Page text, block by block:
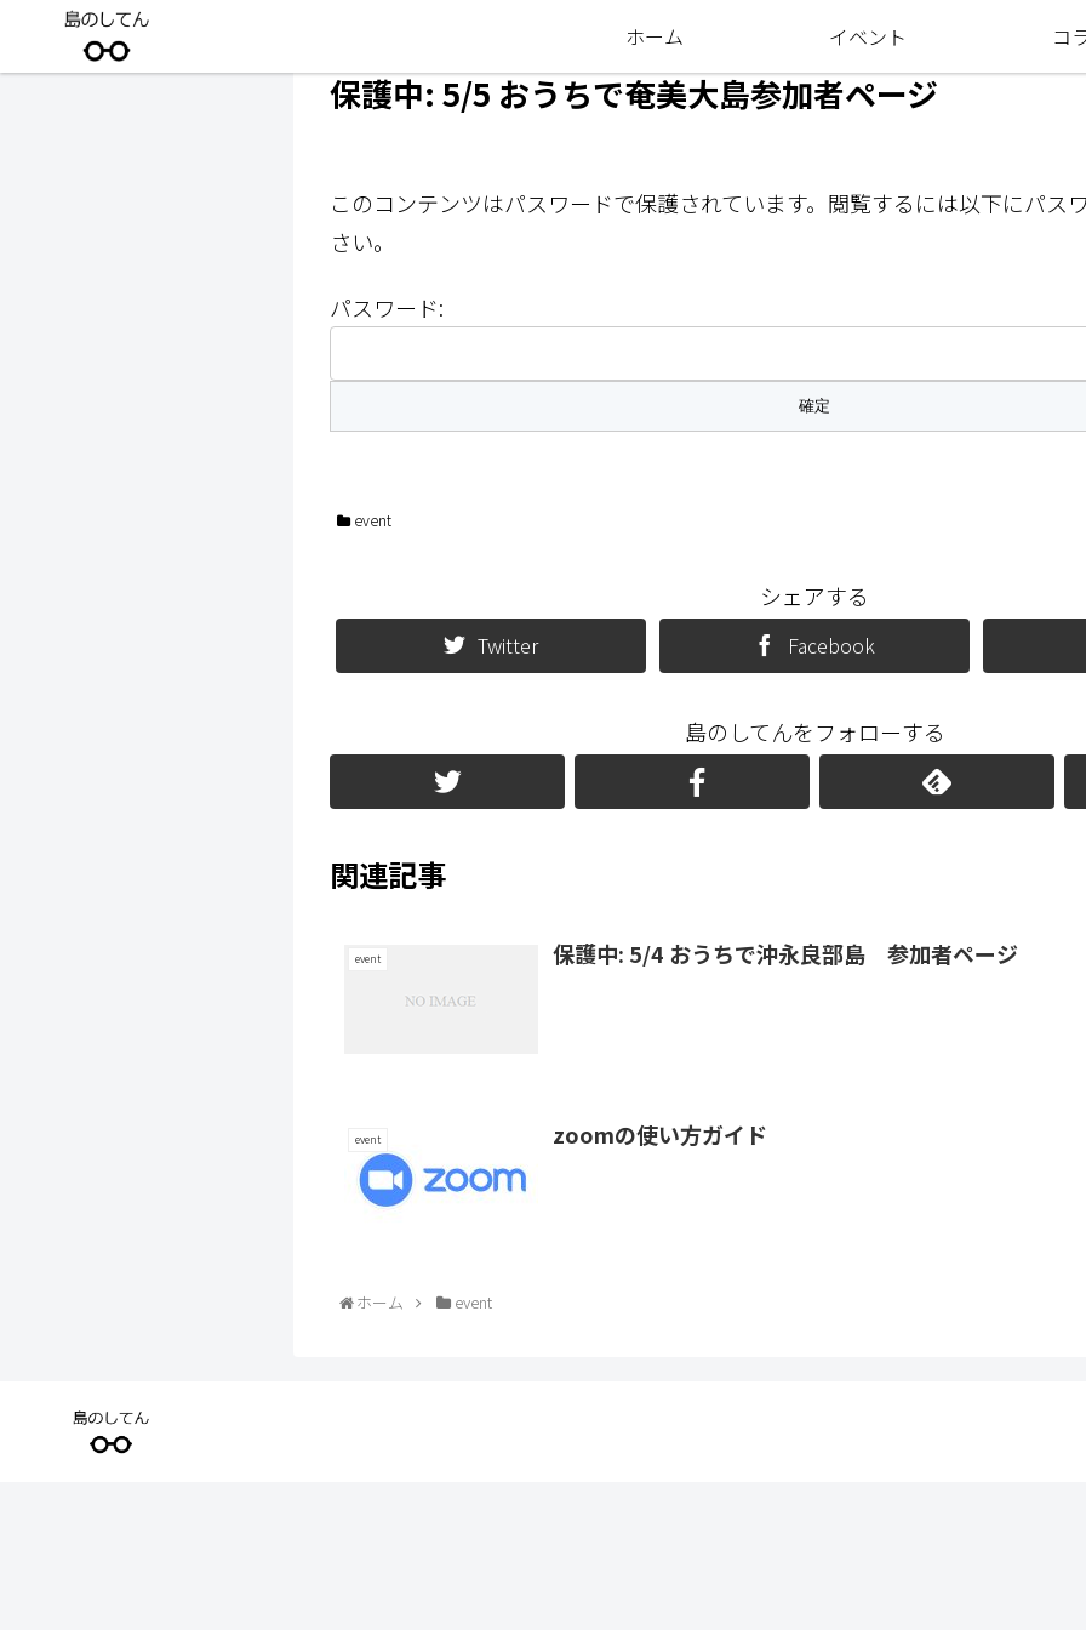
ホーム イベント コ
保護中: 5/5 おうちで奄美大島参加者ページ
このコンテンツはパスワードで保護されています。閲覧するには以下にパス
さい。
パスワード:
event
シェアする
Twitter Facebook
島のしてんをフォローする
関連記事
event 保護中: 5/4 おうちで沖永良部島 参加者ページ
event zoomの使い方ガイド
ホーム event